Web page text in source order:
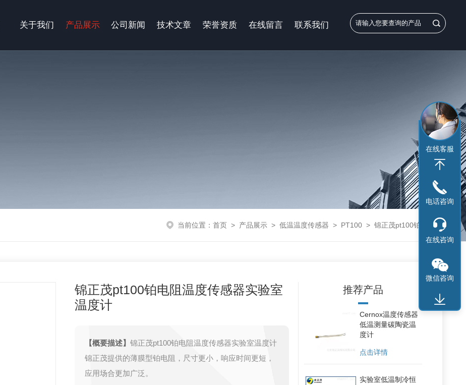
关于我们 产品展示 公司新闻 技术文章 荣誉资质 在线留言 联系我们
当前位置： 首页 > 产品展示 > 低温温度传感器 > PT100 > 锦正茂pt100铂电阻温度传感器实验室温度计
锦正茂pt100铂电阻温度传感器实验室
温度计
【概要描述】 锦正茂pt100铂电阻温度传感器实验室温度计
锦正茂提供的薄膜型铂电阻，尺寸更小，响应时间更短，
应用场合更加广泛。
推荐产品
Cernox温度传感器
低温测量碳陶瓷温
度计
点击详情
实验室低温制冷恒
在线客服
电话咨询
在线咨询
微信咨询